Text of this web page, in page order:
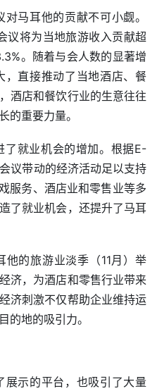
马耳他的贡献不可小觑。
议将为当地旅游收入贡献超
。随着与会人数的显著增
，直接推动了当地酒店、餐
酒店和餐饮行业的生意往往
的重要力量。
了就业机会的增加。根据E-
议带动的经济活动足以支持
服务、酒店业和零售业等多
了就业机会，还提升了马耳
他的旅游业淡季（11月）举
济，为酒店和零售行业带来
济刺激不仅帮助企业维持运
的地的吸引力。
展示的平台，也吸引了大量